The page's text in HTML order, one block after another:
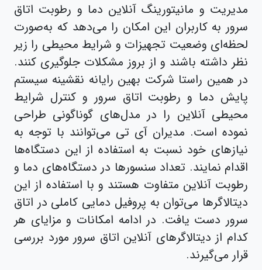
مدیریت و مانیتورینگ آنلاین دما و رطوبت اتاق
سرور به کاربران این امکان را می‌دهد که به‌صورت
لحظه‌ای وضعیت تجهیزات و شرایط محیطی را زیر
نظر داشته باشند و از بروز مشکلات جلوگیری کنند.
در همین راستا شرکت بهین رایانه نقشینه سیستم
پایش دما و رطوبت اتاق سرور و کنترل شرایط
محیطی آنلاین را در مدل‌های گوناگونی طراحی
نموده است. مدیران آی تی می‌توانند با توجه به
نیازهای خود نسبت به استفاده از این دستگاه‌ها
اقدام نمایند. تعداد سنسورها در دستگاه‌های دما و
رطوبت آنلاین متفاوت هستند و با استفاده از این
دیتالاگرها می‌توان به پروفیل دمایی کاملی در اتاق
سرور دست یافت. در ادامه امکانات و مزایای هر
کدام از دیتالاگرهای آنلاین اتاق سرور مورد بررسی
قرار می‌گیرند.